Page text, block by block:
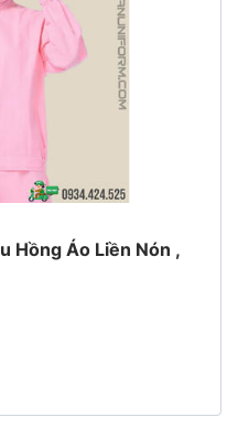
Hồng Áo Liền Nón ,